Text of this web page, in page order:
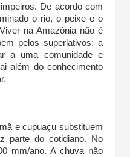
De acordo com
o rio, o peixe e o
na Amazônia não é
pelos superlativos: a
a uma comunidade e
além do conhecimento
e cupuaçu substituem
parte do cotidiano. No
mm/ano. A chuva não